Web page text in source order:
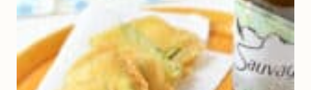
YAOURT
GREC
–
SANS
SORBETIÈRE